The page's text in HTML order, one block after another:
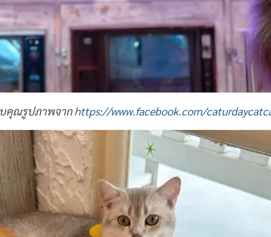
คุณรูปภาพจากhttps://www.facebook.com/